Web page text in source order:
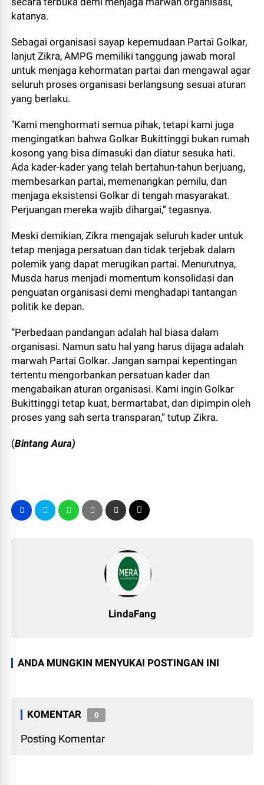
katanya.
Sebagai organisasi sayap kepemudaan Partai Golkar,
lanjut Zikra, AMPG memiliki tanggung jawab moral
untuk menjaga kehormatan partai dan mengawal agar
seluruh proses organisasi berlangsung sesuai aturan
yang berlaku.
"Kami menghormati semua pihak, tetapi kami juga
mengingatkan bahwa Golkar Bukittinggi bukan rumah
kosong yang bisa dimasuki dan diatur sesuka hati.
Ada kader-kader yang telah bertahun-tahun berjuang,
membesarkan partai, memenangkan pemilu, dan
menjaga eksistensi Golkar di tengah masyarakat.
Perjuangan mereka wajib dihargai,” tegasnya.
Meski demikian, Zikra mengajak seluruh kader untuk
tetap menjaga persatuan dan tidak terjebak dalam
polemik yang dapat merugikan partai. Menurutnya,
Musda harus menjadi momentum konsolidasi dan
penguatan organisasi demi menghadapi tantangan
politik ke depan.
“Perbedaan pandangan adalah hal biasa dalam
organisasi. Namun satu hal yang harus dijaga adalah
marwah Partai Golkar. Jangan sampai kepentingan
tertentu mengorbankan persatuan kader dan
mengabaikan aturan organisasi. Kami ingin Golkar
Bukittinggi tetap kuat, bermartabat, dan dipimpin oleh
proses yang sah serta transparan,” tutup Zikra.
(Bintang Aura)
LindaFang
ANDA MUNGKIN MENYUKAI POSTINGAN INI
KOMENTAR 0
Posting Komentar